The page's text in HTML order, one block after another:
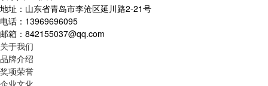
地址：山东省青岛市李沧区延川路2-21号
电话：13969696095
邮箱：842155037@qq.com
关于我们
品牌介绍
奖项荣誉